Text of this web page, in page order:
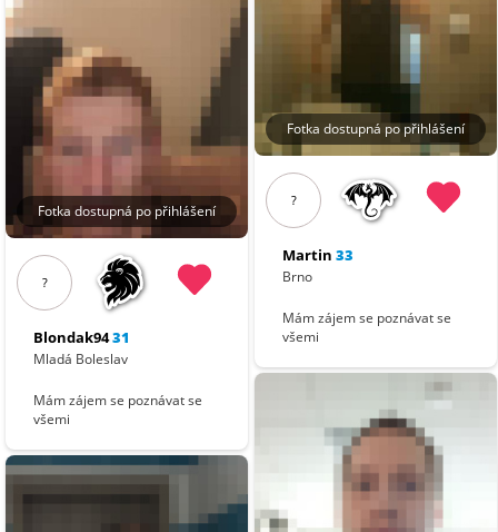
Fotka dostupná po přihlášení
?
Blondak9431
Mladá Boleslav
Mám zájem se poznávat se
všemi
Fotka dostupná po přihlášení
?
Martin 33
Brno
Mám zájem se poznávat se
všemi